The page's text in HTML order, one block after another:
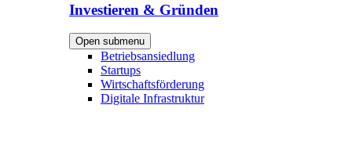
Investieren & Gründen
Open submenu
Betriebsansiedlung
Startups
Wirtschaftsförderung
Digitale Infrastruktur